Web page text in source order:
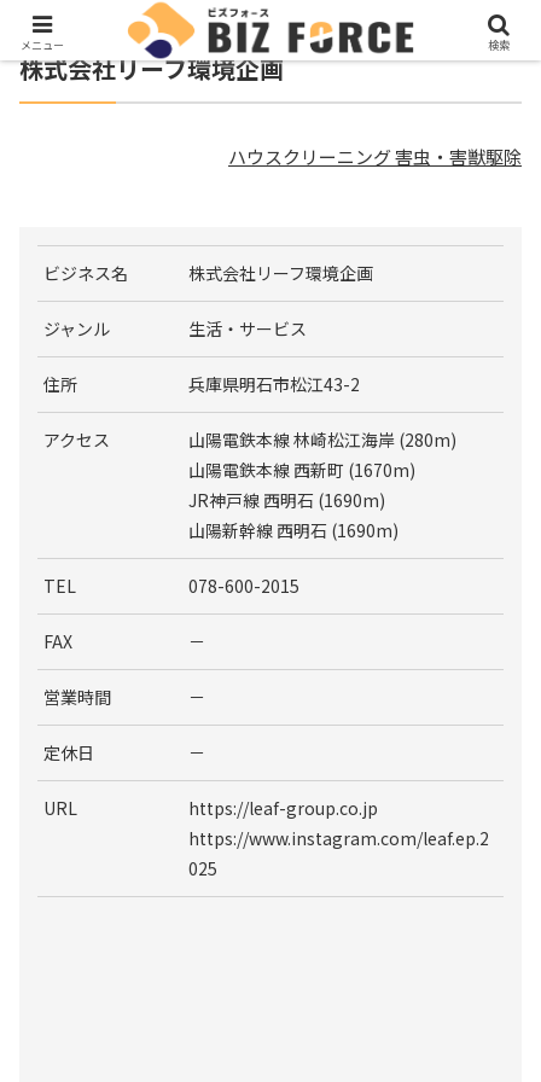
株式会社リーフ環境企画
ハウスクリーニング 害虫・害獣駆除
ビジネス名 株式会社リーフ環境企画
ジャンル 生活・サービス
住所 兵庫県明石市松江43-2
アクセス
山陽電鉄本線 林崎松江海岸 (280m)
山陽電鉄本線 西新町 (1670m)
JR神戸線 西明石 (1690m)
山陽新幹線 西明石 (1690m)
TEL 078-600-2015
FAX －
営業時間 －
定休日 －
URL
https://leaf-group.co.jp
https://www.instagram.com/leaf.ep.2
025
メニュー 検索